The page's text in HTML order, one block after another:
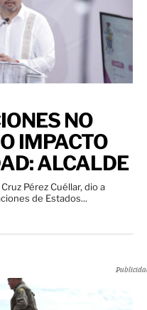
NO
IMPACTO
ALCALDE
Pérez Cuéllar, dio a
de Estados...